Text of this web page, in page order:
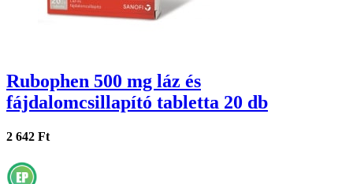
Rubophen 500 mg láz és
fájdalomcsillapító tabletta 20 db
2 642 Ft